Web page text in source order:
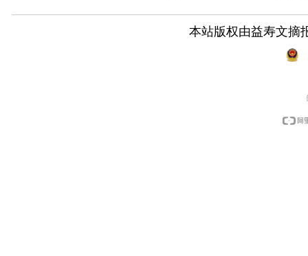
本站版权由益寿文摘